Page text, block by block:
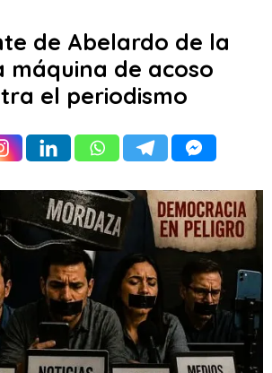
de Abelardo de la
máquina de acoso
el periodismo